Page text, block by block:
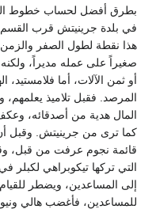
بطرق أفضل لحساب خطوط
في بلدة جرينيتش قرب
هذا نقطة لطول الصفر والزمن
صغيراً على عمله مديراً،
أو ثمن الآلات، أما فلامستيد،
المرصد. فقبل تلاميذ
المال هدية من أصدقائه،
قائمة نجوم عرفت من قبل،
إلى المساعدين، ويضطر
للمساعدين، فأغضب هالي